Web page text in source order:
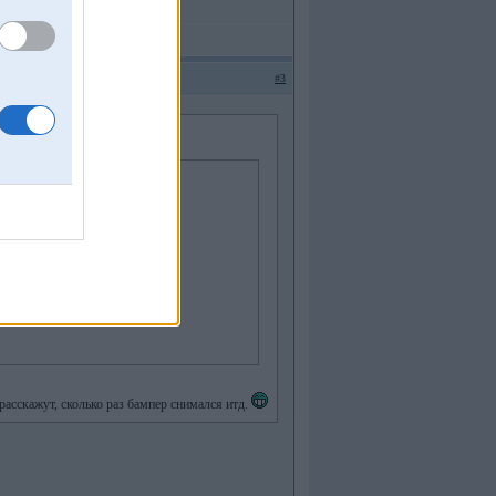
#3
сколько раз бампер снимался итд.